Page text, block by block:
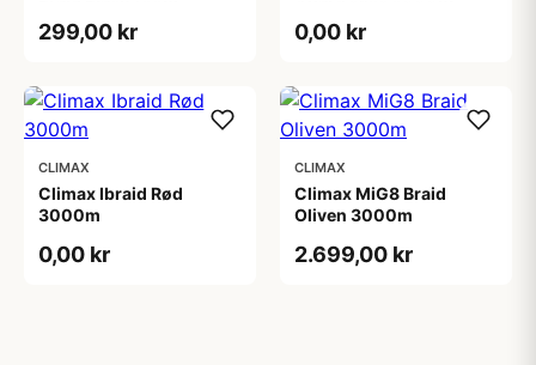
299,00 kr 0,00 kr
CLIMAX
Climax Ibraid Rød
3000m
0,00 kr
CLIMAX
Climax MiG8 Braid
Oliven 3000m
2.699,00 kr